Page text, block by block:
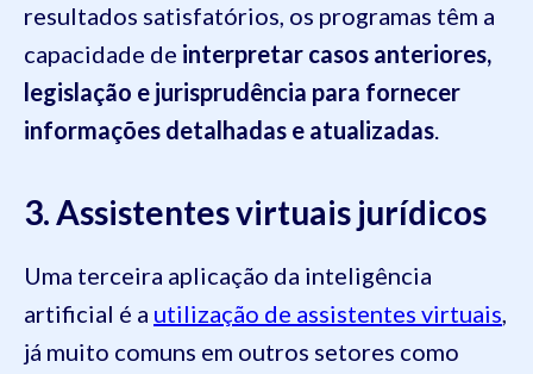
resultados satisfatórios, os programas têm a
capacidade de interpretar casos anteriores,
legislação e jurisprudência para fornecer
informações detalhadas e atualizadas.
3. Assistentes virtuais jurídicos
Uma terceira aplicação da inteligência
artificial é a utilização de assistentes virtuais,
já muito comuns em outros setores como